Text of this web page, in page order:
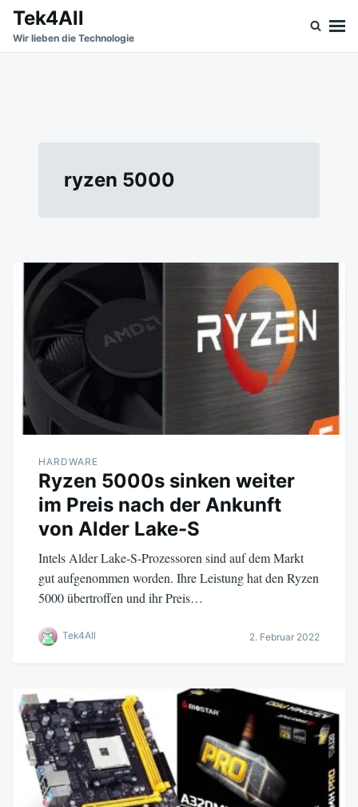
SkipSearch
for:
Tek4All
Wir lieben die Technologie
ryzen 5000
HARDWARE
Ryzen 5000s sinken weiter
im Preis nach der Ankunft
von Alder Lake-S
Intels Alder Lake-S-Prozessoren sind auf dem Markt
gut aufgenommen worden. Ihre Leistung hat den Ryzen
5000 übertroffen und ihr Preis…
Tek4All 2. Februar 2022